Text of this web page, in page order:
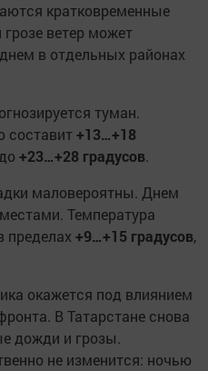
кратковременные
ветер может
в отдельных районах
туман.
составит+13…+18
+23…+28 градусов.
маловероятны. Днем
Температура
пределах +9…+15 градусов,
окажется под влиянием
В Татарстане снова
дожди и грозы.
не изменится: ночью